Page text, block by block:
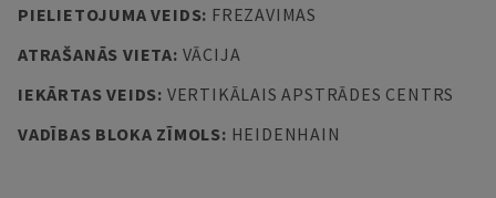
PIELIETOJUMA VEIDS: FREZAVIMAS
ATRAŠANĀS VIETA: VĀCIJA
IEKĀRTAS VEIDS: VERTIKĀLAIS APSTRĀDES CENTRS
VADĪBAS BLOKA ZĪMOLS: HEIDENHAIN